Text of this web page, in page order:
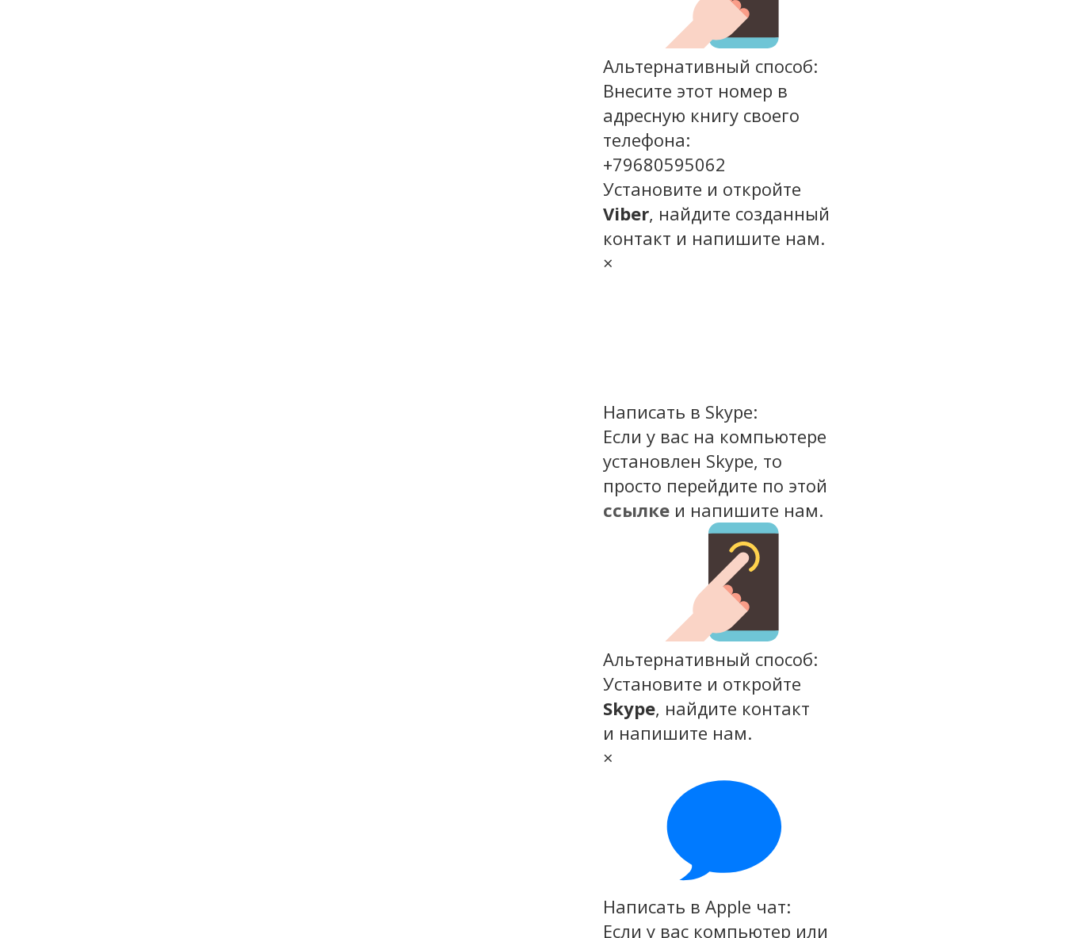
Альтернативный способ:
Внесите этот номер в
адресную книгу своего
телефона:
+79680595062
Установите и откройте
Viber, найдите созданный
контакт и напишите нам.
×
Написать в Skype:
Если у вас на компьютере
установлен Skype, то
просто перейдите по этой
ссылке и напишите нам.
Альтернативный способ:
Установите и откройте
Skype, найдите контакт
и напишите нам.
×
Написать в Apple чат:
Если у вас компьютер или